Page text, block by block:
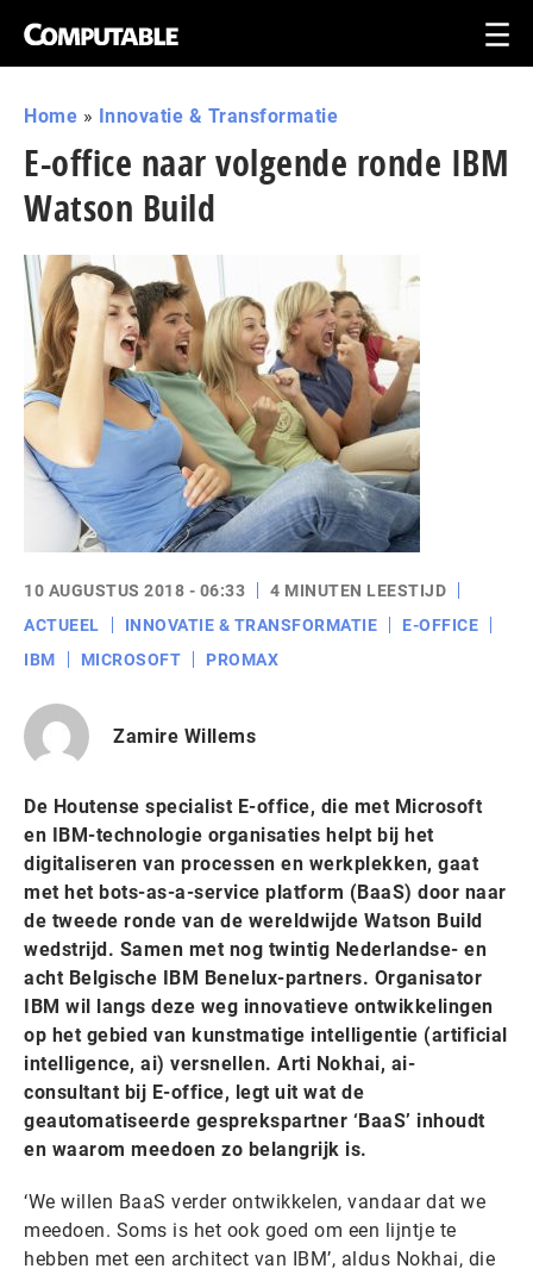
Home » Innovatie & Transformatie
E-office naar volgende ronde IBM
Watson Build
10 AUGUSTUS 2018 - 06:33
4 MINUTEN LEESTIJD
ACTUEEL
INNOVATIE & TRANSFORMATIE
E-OFFICE
IBM
MICROSOFT PROMAX
Zamire Willems
De Houtense specialist E-office, die met Microsoft
en IBM-technologie organisaties helpt bij het
digitaliseren van processen en werkplekken, gaat
met het bots-as-a-service platform (BaaS) door naar
de tweede ronde van de wereldwijde Watson Build
wedstrijd. Samen met nog twintig Nederlandse- en
acht Belgische IBM Benelux-partners. Organisator
IBM wil langs deze weg innovatieve ontwikkelingen
op het gebied van kunstmatige intelligentie (artificial
intelligence, ai) versnellen. Arti Nokhai, ai-
consultant bij E-office, legt uit wat de
geautomatiseerde gesprekspartner ‘BaaS’ inhoudt
en waarom meedoen zo belangrijk is.
‘We willen BaaS verder ontwikkelen, vandaar dat we
meedoen. Soms is het ook goed om een lijntje te
hebben met een architect van IBM’, aldus Nokhai, die